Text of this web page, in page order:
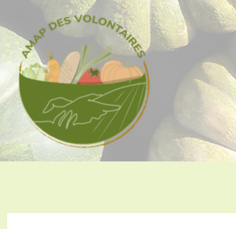
au
contenu